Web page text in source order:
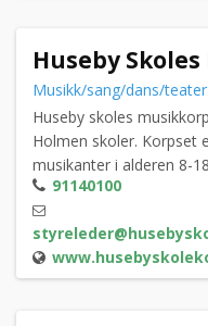
Huseby
Musikk/sang/dans/teater
Huseby skoles
Holmen skoler. Korpset
musikanter i alderen 8-
91140100